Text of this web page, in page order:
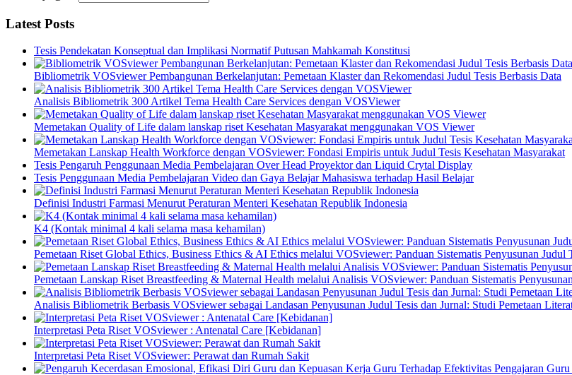
Latest Posts
Tesis Pendekatan Konseptual dan Implikasi Normatif Putusan Mahkamah Konstitusi
Bibliometrik VOSviewer Pembangunan Berkelanjutan: Pemetaan Klaster dan Rekomendasi Judul Tesis Berbasis Data
Analisis Bibliometrik 300 Artikel Tema Health Care Services dengan VOSViewer
Memetakan Quality of Life dalam lanskap riset Kesehatan Masyarakat menggunakan VOS Viewer
Memetakan Lanskap Health Workforce dengan VOSviewer: Fondasi Empiris untuk Judul Tesis Kesehatan Masyarakat
Tesis Pengaruh Penggunaan Media Pembelajaran Over Head Proyektor dan Liquid Crytal Display
Tesis Penggunaan Media Pembelajaran Video dan Gaya Belajar Mahasiswa terhadap Hasil Belajar
Definisi Industri Farmasi Menurut Peraturan Menteri Kesehatan Republik Indonesia
K4 (Kontak minimal 4 kali selama masa kehamilan)
Pemetaan Riset Global Ethics, Business Ethics & AI Ethics melalui VOSviewer: Panduan Sistematis Penyusunan
Pemetaan Lanskap Riset Breastfeeding & Maternal Health melalui Analisis VOSviewer: Panduan Sistematis
Analisis Bibliometrik Berbasis VOSviewer sebagai Landasan Penyusunan Judul Tesis dan Jurnal: Studi Pemetaan
Interpretasi Peta Riset VOSviewer : Antenatal Care [Kebidanan]
Interpretasi Peta Riset VOSviewer: Perawat dan Rumah Sakit